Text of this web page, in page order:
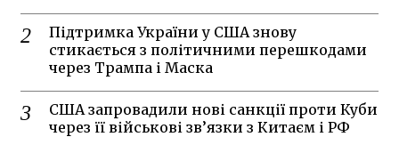
Підтримка України у США знову
стикається з політичними перешкодами
через Трампа і Маска
США запровадили нові санкції проти Куби
через її військові зв’язки з Китаєм і РФ